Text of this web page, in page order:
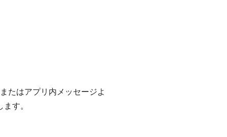
たはアプリ内メッセージよ
す。